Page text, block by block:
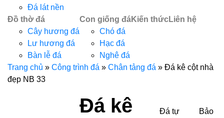
Đá lát nền
Đồ thờ đá
Cây hương đá
Lư hương đá
Bàn lễ đá
Con giống đá
Chó đá
Hạc đá
Nghê đá
Kiến thứcLiên hệ
Trang chủ » Công trình đá » Chân tảng đá » Đá kê cột nhà
đẹp NB 33
Đá kê
Đá tự
Bảo